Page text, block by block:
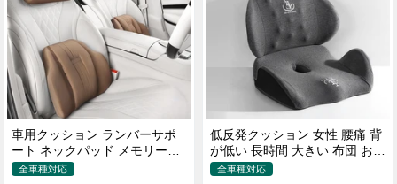
車用クッション ランバーサポ
ート ネックパッド メモリーフ
ォーム 疲労回復
全車種対応
低反発クッション 女性 腰痛 背
が低い 長時間 大きい 布団 おし
ゃれ 運転 疲労回復
全車種対応